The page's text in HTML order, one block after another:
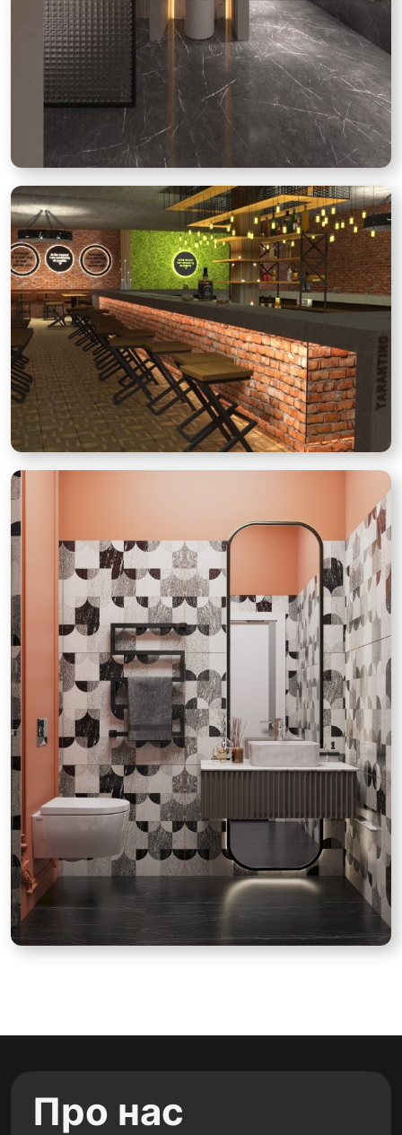
Про нас